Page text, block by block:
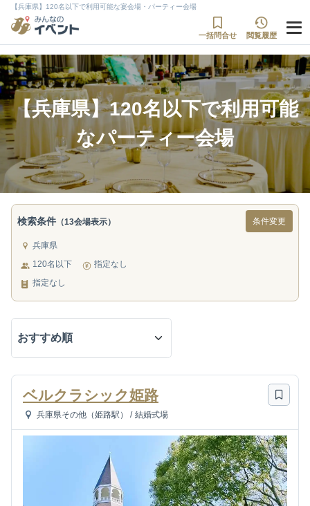
【兵庫県】120名以下で利用可能な宴会場・パーティー会場
一括問合せ 閲覧履歴
【兵庫県】120名以下で利用可能
なパーティー会場
検索条件 （13会場表示） 条件変更
兵庫県
120名以下
指定なし
指定なし
ベルクラシック姫路
兵庫県その他（姫路駅） / 結婚式場